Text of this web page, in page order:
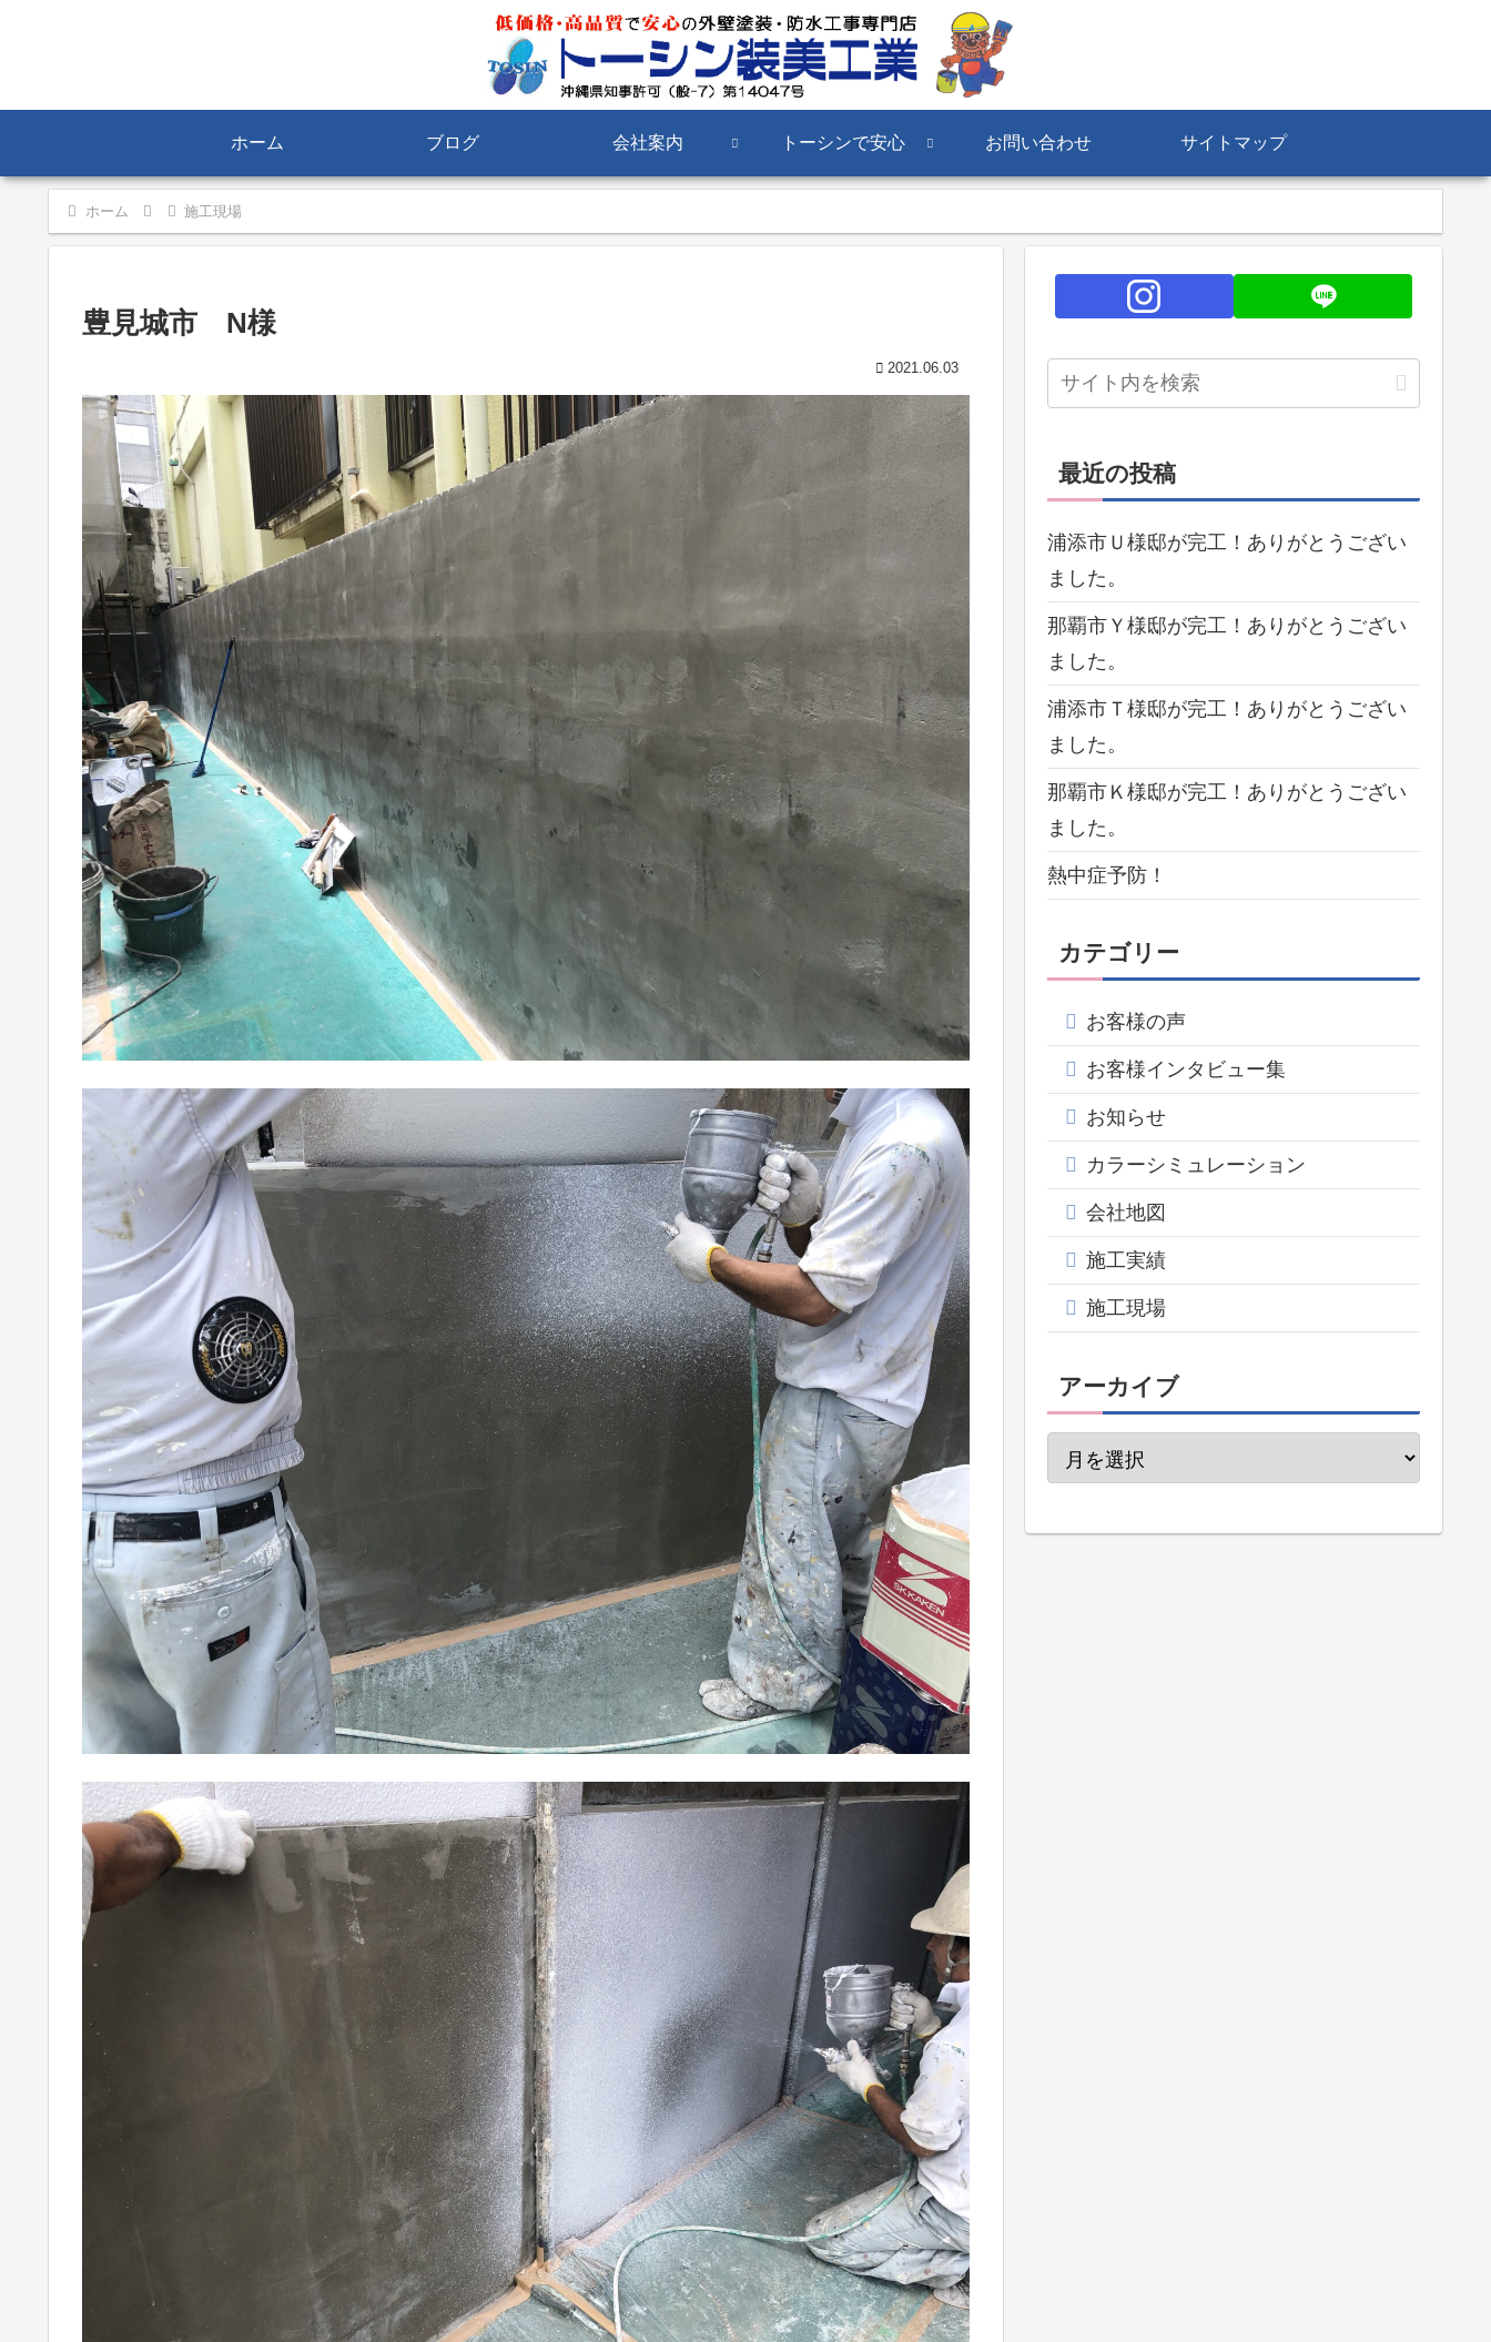
ホーム ブログ 会社案内 トーシンで安心 お問い合わせ サイトマップ
ホーム 施工現場
豊見城市 N様
2021.06.03
最近の投稿
浦添市Ｕ様邸が完工！ありがとうござい
ました。
那覇市Ｙ様邸が完工！ありがとうござい
ました。
浦添市Ｔ様邸が完工！ありがとうござい
ました。
那覇市Ｋ様邸が完工！ありがとうござい
ました。
熱中症予防！
カテゴリー
お客様の声
お客様インタビュー集
お知らせ
カラーシミュレーション
会社地図
施工実績
施工現場
アーカイブ